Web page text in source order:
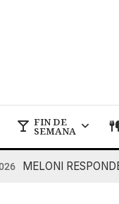
FIN DE
SEMANA
MELONI RESPONDE A